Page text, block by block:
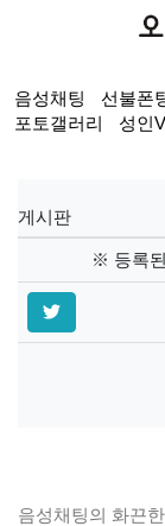
음성채팅 선불폰
포토갤러리
성인
게시판
※ 등록
음성채팅의 화끈